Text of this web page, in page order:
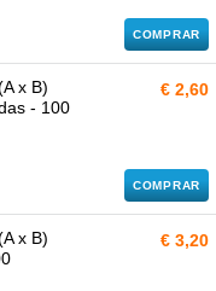
COMPRAR
x B)
- 100
€ 2,60
COMPRAR
x B)
€ 3,20